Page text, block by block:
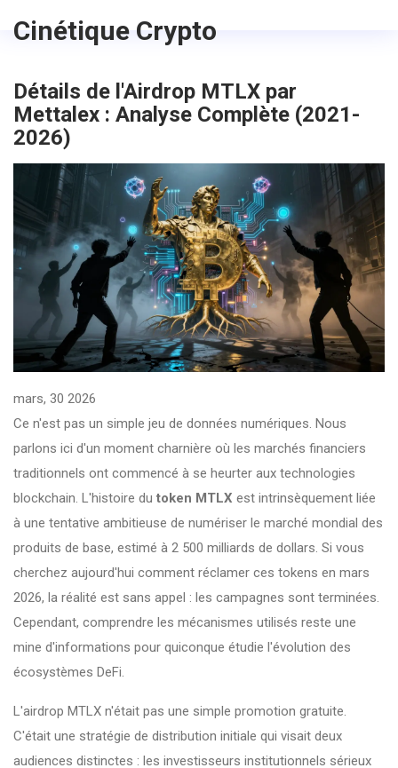
Cinétique Crypto
Détails de l'Airdrop MTLX par
Mettalex : Analyse Complète (2021-
2026)
mars, 30 2026
Ce n'est pas un simple jeu de données numériques. Nous
parlons ici d'un moment charnière où les marchés financiers
traditionnels ont commencé à se heurter aux technologies
blockchain. L'histoire du token MTLX est intrinsèquement liée
à une tentative ambitieuse de numériser le marché mondial des
produits de base, estimé à 2 500 milliards de dollars. Si vous
cherchez aujourd'hui comment réclamer ces tokens en mars
2026, la réalité est sans appel : les campagnes sont terminées.
Cependant, comprendre les mécanismes utilisés reste une
mine d'informations pour quiconque étudie l'évolution des
écosystèmes DeFi.
L'airdrop MTLX n'était pas une simple promotion gratuite.
C'était une stratégie de distribution initiale qui visait deux
audiences distinctes : les investisseurs institutionnels sérieux